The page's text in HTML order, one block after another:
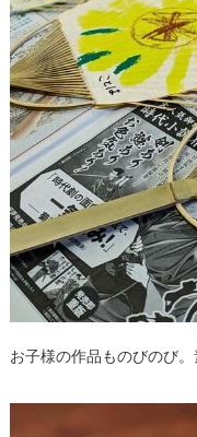
お子様の作品ものびのび。